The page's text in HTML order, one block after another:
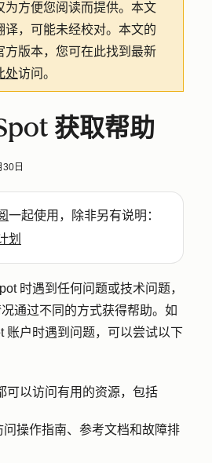
为方便您阅读而提供。 本文
译，可能未经校对。本文的
方版本，您可在此找到最新
处访问。
获取帮助
日
一起使用，除非另有说明：
划
时遇到任何问题或技术问题，
通过不同的方式获得帮助。如
账户时遇到问题，可以尝试以下
可以访问有用的资源，包括
问操作指南、参考文档和故障排